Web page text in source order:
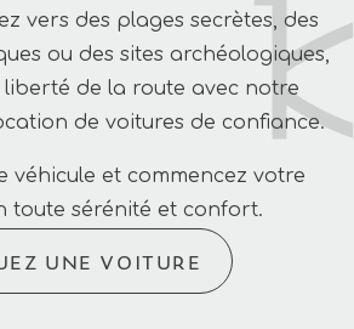
vers des plages secrètes, des
ou des sites archéologiques,
de la route avec notre
de voitures de confiance.
véhicule et commencez votre
toute sérénité et confort.
UNE VOITURE